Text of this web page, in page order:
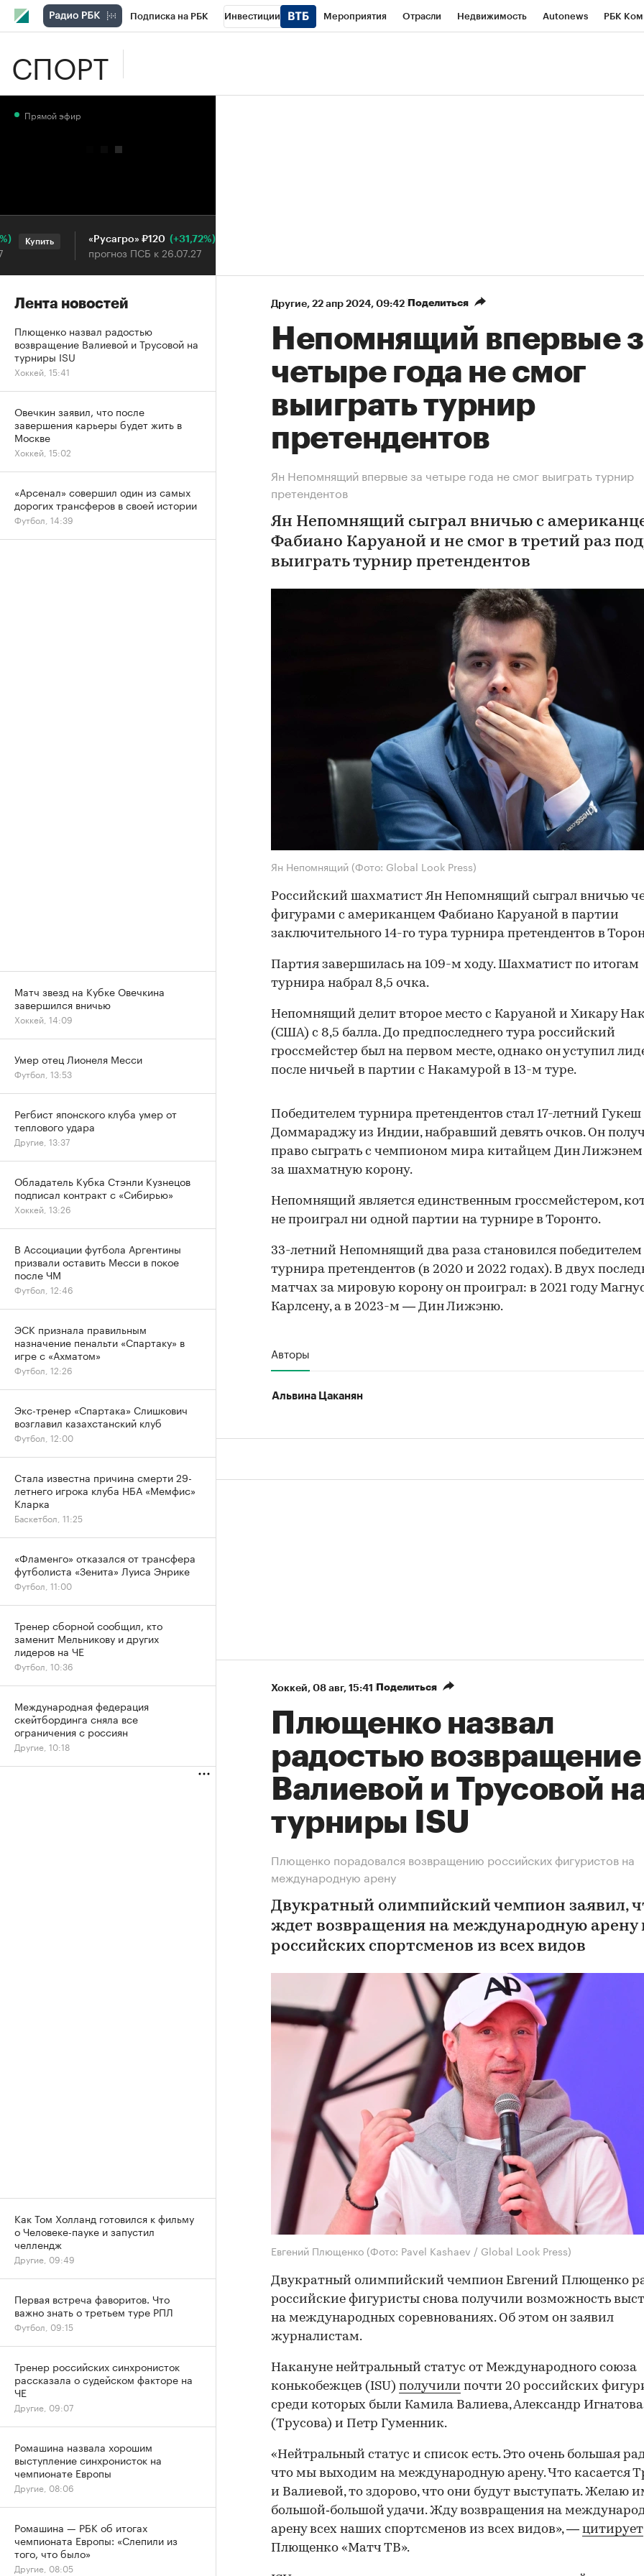
Подписка на РБК Инвестиции Мероприятия Отрасли Недвижимость Autonews РБК
СПОРТ
Другие⁠, 22 апр 2024, 09:42 Поделиться
Непомнящий впервые
четыре года не смог
выиграть турнир
претендентов
Ян Непомнящий впервые за четыре года не смог выиграть турнир
претендентов
Ян Непомнящий сыграл вничью с
Фабиано Каруаной и не смог в третий раз
выиграть турнир претендентов
Ян Непомнящий (Фото: Global Look Press)
Российский шахматист Ян Непомнящий сыграл вничью
фигурами с американцем Фабиано Каруаной в партии
заключительного 14-го тура турнира претендентов в
Партия завершилась на 109-м ходу. Шахматист по итогам
турнира набрал 8,5 очка.
Непомнящий делит второе место с Каруаной и Хикару
(США) с 8,5 балла. До предпоследнего тура российский
гроссмейстер был на первом месте, однако он уступил
после ничьей в партии с Накамурой в 13-м туре.
00:00 / 00:00
Победителем турнира претендентов стал 17-летний Гукеш
Доммараджу из Индии, набравший девять очков. Он
право сыграть с чемпионом мира китайцем Дин Лижэнем
за шахматную корону.
Непомнящий является единственным гроссмейстером,
не проиграл ни одной партии на турнире в Торонто.
33-летний Непомнящий два раза становился победителем
турнира претендентов (в 2020 и 2022 годах). В двух
матчах за мировую корону он проиграл: в 2021 году
Карлсену, а в 2023-м — Дин Лижэню.
Авторы
Альвина Цаканян
Хоккей⁠, 08 авг, 15:41 Поделиться
Плющенко назвал
радостью возвращение
Валиевой и Трусовой
турниры ISU
Плющенко порадовался возвращению российских фигуристов на
международную арену
Двукратный олимпийский чемпион заявил,
ждет возвращения на международную арену
российских спортсменов из всех видов
Евгений Плющенко (Фото: Pavel Kashaev / Global Look Press)
Двукратный олимпийский чемпион Евгений Плющенко
российские фигуристы снова получили возможность
на международных соревнованиях. Об этом он заявил
журналистам.
Накануне нейтральный статус от Международного союза
конькобежцев (ISU) получили почти 20 российских
среди которых были Камила Валиева, Александр Игнатова
(Трусова) и Петр Гуменник.
«Нейтральный статус и список есть. Это очень большая
что мы выходим на международную арену. Что касается
и Валиевой, то здорово, что они будут выступать. Желаю
большой‑большой удачи. Жду возвращения на
арену всех наших спортсменов из всех видов», — цитирует
Плющенко «Матч ТВ».
Прямой эфир
Купить «Русагро» ₽120 (+31,72%)
прогноз ПСБ к 26.07.27
Купить
Лента новостей
Плющенко назвал радостью
возвращение Валиевой и Трусовой на
турниры ISU
Хоккей, 15:41
Овечкин заявил, что после
завершения карьеры будет жить в
Москве
Хоккей, 15:02
«Арсенал» совершил один из самых
дорогих трансферов в своей истории
Футбол, 14:39
Матч звезд на Кубке Овечкина
завершился вничью
Хоккей, 14:09
Умер отец Лионеля Месси
Футбол, 13:53
Регбист японского клуба умер от
теплового удара
Другие, 13:37
Обладатель Кубка Стэнли Кузнецов
подписал контракт с «Сибирью»
Хоккей, 13:26
В Ассоциации футбола Аргентины
призвали оставить Месси в покое
после ЧМ
Футбол, 12:46
ЭСК признала правильным
назначение пенальти «Спартаку» в
игре с «Ахматом»
Футбол, 12:26
Экс-тренер «Спартака» Слишкович
возглавил казахстанский клуб
Футбол, 12:00
Стала известна причина смерти 29-
летнего игрока клуба НБА «Мемфис»
Кларка
Баскетбол, 11:25
«Фламенго» отказался от трансфера
футболиста «Зенита» Луиса Энрике
Футбол, 11:00
Тренер сборной сообщил, кто
заменит Мельникову и других
лидеров на ЧЕ
Футбол, 10:36
Международная федерация
скейтбординга сняла все
ограничения с россиян
Другие, 10:18
Как Том Холланд готовился к фильму
о Человеке-пауке и запустил
челлендж
Другие, 09:49
Первая встреча фаворитов. Что
важно знать о третьем туре РПЛ
Футбол, 09:15
Тренер российских синхронисток
рассказала о судейском факторе на
ЧЕ
Другие, 09:07
Ромашина назвала хорошим
выступление синхронисток на
чемпионате Европы
Другие, 08:06
Ромашина — РБК об итогах
чемпионата Европы: «Слепили из
того, что было»
Другие, 08:05